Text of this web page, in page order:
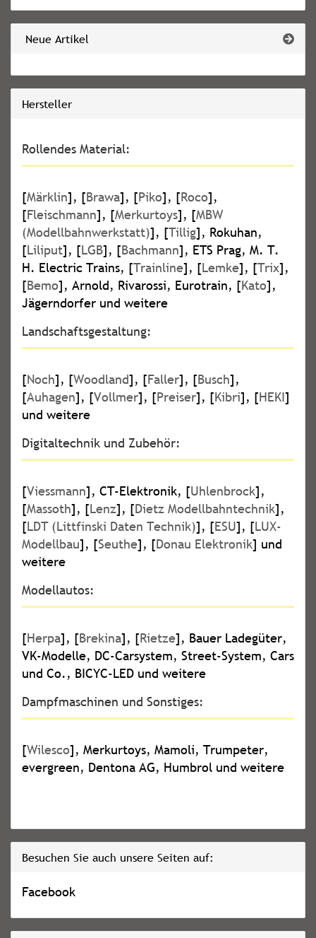
Neue Artikel
Hersteller
Rollendes Material:
[Märklin], [Brawa], [Piko], [Roco],
[Fleischmann], [Merkurtoys], [MBW
(Modellbahnwerkstatt)], [Tillig], Rokuhan,
[Liliput], [LGB], [Bachmann], ETS Prag, M. T.
H. Electric Trains, [Trainline], [Lemke], [Trix],
[Bemo], Arnold, Rivarossi, Eurotrain, [Kato],
Jägerndorfer und weitere
Landschaftsgestaltung:
[Noch], [Woodland], [Faller], [Busch],
[Auhagen], [Vollmer], [Preiser], [Kibri], [HEKI]
und weitere
Digitaltechnik und Zubehör:
[Viessmann], CT-Elektronik, [Uhlenbrock],
[Massoth], [Lenz], [Dietz Modellbahntechnik],
[LDT (Littfinski Daten Technik)], [ESU], [LUX-
Modellbau], [Seuthe], [Donau Elektronik] und
weitere
Modellautos:
[Herpa], [Brekina], [Rietze], Bauer Ladegüter,
VK-Modelle, DC-Carsystem, Street-System, Cars
und Co., BICYC-LED und weitere
Dampfmaschinen und Sonstiges:
[Wilesco], Merkurtoys, Mamoli, Trumpeter,
evergreen, Dentona AG, Humbrol und weitere
Besuchen Sie auch unsere Seiten auf:
Facebook